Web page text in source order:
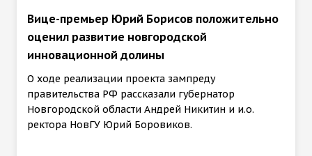
Вице-премьер Юрий Борисов положительно
оценил развитие новгородской
инновационной долины
О ходе реализации проекта зампреду
правительства РФ рассказали губернатор
Новгородской области Андрей Никитин и и.о.
ректора НовГУ Юрий Боровиков.